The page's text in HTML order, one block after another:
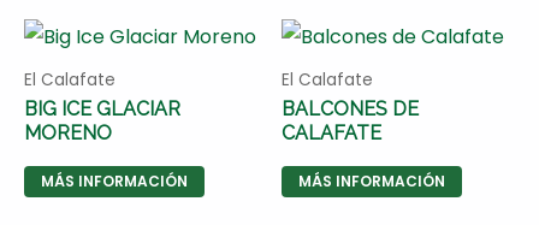
El Calafate
BIG ICE GLACIAR
MORENO
MÁS INFORMACIÓN
El Calafate
BALCONES DE
CALAFATE
MÁS INFORMACIÓN